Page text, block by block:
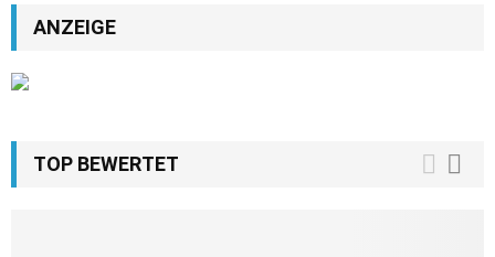
ANZEIGE
TOP BEWERTET